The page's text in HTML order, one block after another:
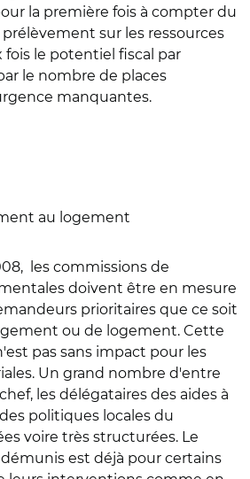
la première fois à compter du
prélèvement sur les ressources
fois le potentiel fiscal par
le nombre de places
manquantes.
au logement
les commissions de
doivent être en mesure
prioritaires que ce soit
ou de logement. Cette
pas sans impact pour les
Un grand nombre d'entre
les délégataires des aides à
politiques locales du
voire très structurées. Le
est déjà pour certains